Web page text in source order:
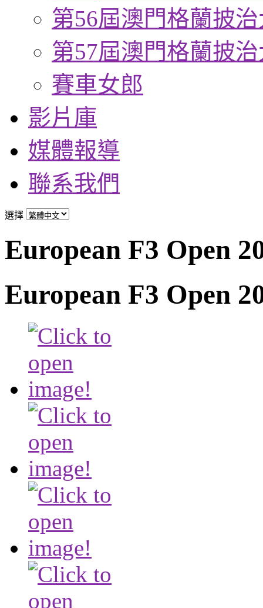
第56屆澳門格蘭披
第57屆澳門格蘭披
賽車女郎
影片庫
媒體報導
聯系我們
選擇
European F3 Open
European F3 Open